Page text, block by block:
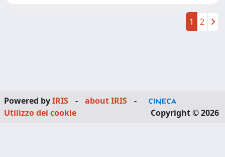
1 2
Powered byIRIS - about IRIS
-
Utilizzo dei cookie
Copyright © 2026